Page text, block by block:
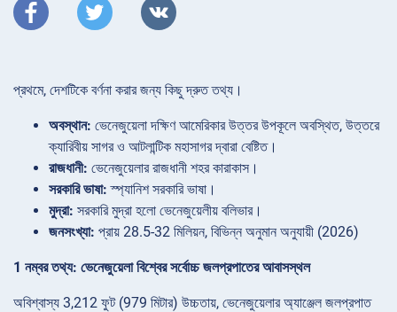
প্রথমে, দেশটিকে বর্ণনা করার জন্য কিছু দ্রুত তথ্য।
অবস্থান: ভেনেজুয়েলা দক্ষিণ আমেরিকার উত্তর উপকূলে অবস্থিত, উত্তরে
ক্যারিবীয় সাগর ও আটলান্টিক মহাসাগর দ্বারা বেষ্টিত।
রাজধানী: ভেনেজুয়েলার রাজধানী শহর কারাকাস।
সরকারি ভাষা: স্প্যানিশ সরকারি ভাষা।
মুদ্রা: সরকারি মুদ্রা হলো ভেনেজুয়েলীয় বলিভার।
জনসংখ্যা: প্রায় 28.5-32 মিলিয়ন, বিভিন্ন অনুমান অনুযায়ী (2026)
1 নম্বর তথ্য: ভেনেজুয়েলা বিশ্বের সর্বোচ্চ জলপ্রপাতের আবাসস্থল
অবিশ্বাস্য 3,212 ফুট (979 মিটার) উচ্চতায়, ভেনেজুয়েলার অ্যাঞ্জেল জলপ্রপাত